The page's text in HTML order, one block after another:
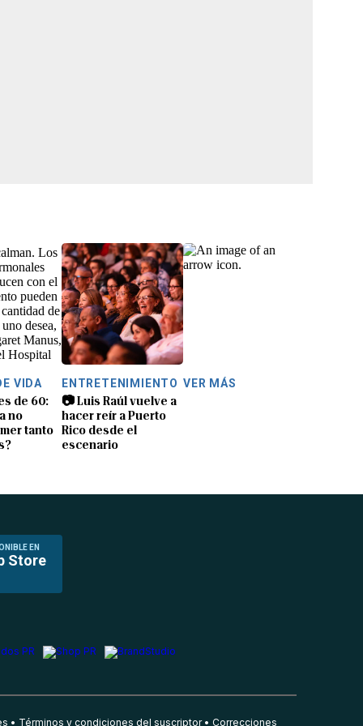
VIDA
de 60:
no
tanto
ENTRETENIMIENTO
📷 Luis Raúl vuelve a
hacer reír a Puerto
Rico desde el
escenario
VER MÁS
EN
Store
Términos y condiciones del suscriptor Correcciones